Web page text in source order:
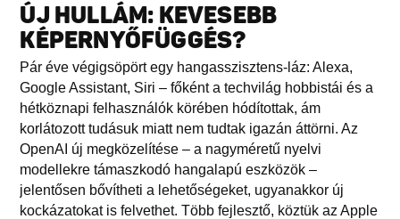
ÚJ HULLÁM: KEVESEBB
KÉPERNYŐFÜGGÉS?
Pár éve végigsöpört egy hangasszisztens-láz: Alexa,
Google Assistant, Siri – főként a techvilág hobbistái és a
hétköznapi felhasználók körében hódítottak, ám
korlátozott tudásuk miatt nem tudtak igazán áttörni. Az
OpenAI új megközelítése – a nagyméretű nyelvi
modellekre támaszkodó hangalapú eszközök –
jelentősen bővítheti a lehetőségeket, ugyanakkor új
kockázatokat is felvethet. Több fejlesztő, köztük az Apple